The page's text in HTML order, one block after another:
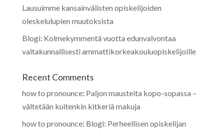
Lausuimme kansainvälisten opiskelijoiden
oleskelulupien muutoksista
Blogi: Kolmekymmentä vuotta edunvalvontaa
valtakunnallisesti ammattikorkeakouluopiskelijoille
Recent Comments
how to pronounce: Paljon mausteita kopo-sopassa –
vältetään kuitenkin kitkeriä makuja
how to pronounce: Blogi: Perheellisen opiskelijan